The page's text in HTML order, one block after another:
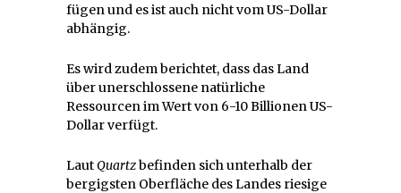
fügen und es ist auch nicht vom US-Dollar
abhängig.
Es wird zudem berichtet, dass das Land
über unerschlossene natürliche
Ressourcen im Wert von 6-10 Billionen US-
Dollar verfügt.
LautQuartzbefinden sich unterhalb der
bergigsten Oberfläche des Landes riesige